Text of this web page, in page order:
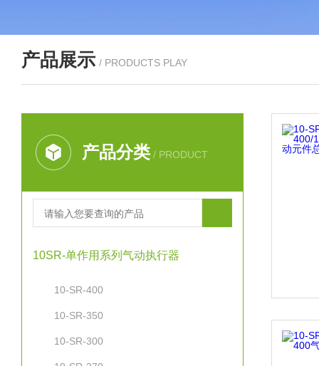
产品展示 / PRODUCTS PLAY
产品分类 / PRODUCT
10SR-单作用系列气动执行器
10-SR-400
10-SR-350
10-SR-300